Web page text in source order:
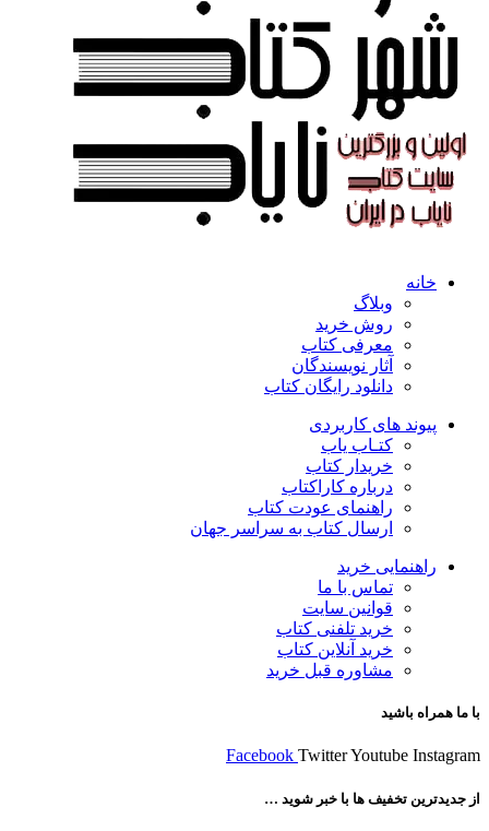
خانه
وبلاگ
روش خرید
معرفی کتاب
آثار نویسندگان
دانلود رایگان کتاب
پیوند های کاربردی
کتـاب یاب
خریدار کتاب
درباره کاراکتاب
راهنمای عودت کتاب
ارسال کتاب به سراسر جهان
راهنمایی خرید
تماس با ما
قوانین سایت
خرید تلفنی کتاب
خرید آنلاین کتاب
مشاوره قبل خرید
با ما همراه باشید
Facebook TwitterYoutube Instagram
از جدیدترین تخفیف ها با خبر شوید …